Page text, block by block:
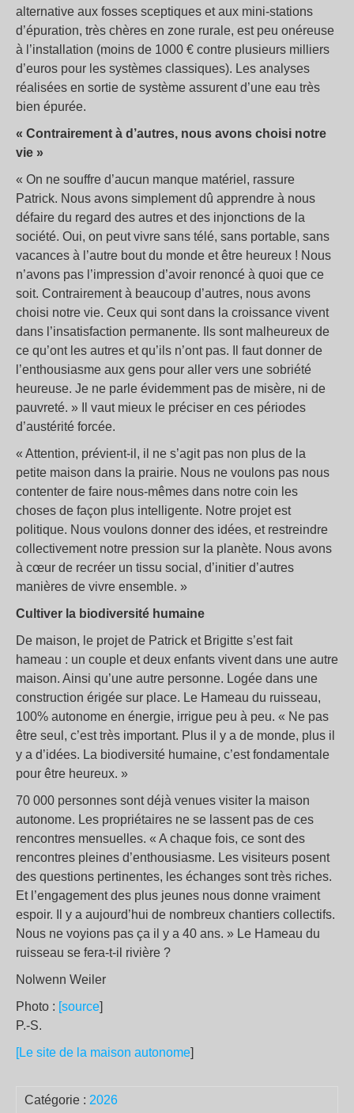
alternative aux fosses sceptiques et aux mini-stations
d’épuration, très chères en zone rurale, est peu onéreuse
à l’installation (moins de 1000 € contre plusieurs milliers
d’euros pour les systèmes classiques). Les analyses
réalisées en sortie de système assurent d’une eau très
bien épurée.
« Contrairement à d’autres, nous avons choisi notre
vie »
« On ne souffre d’aucun manque matériel, rassure
Patrick. Nous avons simplement dû apprendre à nous
défaire du regard des autres et des injonctions de la
société. Oui, on peut vivre sans télé, sans portable, sans
vacances à l’autre bout du monde et être heureux ! Nous
n’avons pas l’impression d’avoir renoncé à quoi que ce
soit. Contrairement à beaucoup d’autres, nous avons
choisi notre vie. Ceux qui sont dans la croissance vivent
dans l’insatisfaction permanente. Ils sont malheureux de
ce qu’ont les autres et qu’ils n’ont pas. Il faut donner de
l’enthousiasme aux gens pour aller vers une sobriété
heureuse. Je ne parle évidemment pas de misère, ni de
pauvreté. » Il vaut mieux le préciser en ces périodes
d’austérité forcée.
« Attention, prévient-il, il ne s’agit pas non plus de la
petite maison dans la prairie. Nous ne voulons pas nous
contenter de faire nous-mêmes dans notre coin les
choses de façon plus intelligente. Notre projet est
politique. Nous voulons donner des idées, et restreindre
collectivement notre pression sur la planète. Nous avons
à cœur de recréer un tissu social, d’initier d’autres
manières de vivre ensemble. »
Cultiver la biodiversité humaine
De maison, le projet de Patrick et Brigitte s’est fait
hameau : un couple et deux enfants vivent dans une autre
maison. Ainsi qu’une autre personne. Logée dans une
construction érigée sur place. Le Hameau du ruisseau,
100% autonome en énergie, irrigue peu à peu. « Ne pas
être seul, c’est très important. Plus il y a de monde, plus il
y a d’idées. La biodiversité humaine, c’est fondamentale
pour être heureux. »
70 000 personnes sont déjà venues visiter la maison
autonome. Les propriétaires ne se lassent pas de ces
rencontres mensuelles. « A chaque fois, ce sont des
rencontres pleines d’enthousiasme. Les visiteurs posent
des questions pertinentes, les échanges sont très riches.
Et l’engagement des plus jeunes nous donne vraiment
espoir. Il y a aujourd’hui de nombreux chantiers collectifs.
Nous ne voyions pas ça il y a 40 ans. » Le Hameau du
ruisseau se fera-t-il rivière ?
Nolwenn Weiler
Photo : [source]
P.-S.
[Le site de la maison autonome]
Catégorie : 2026